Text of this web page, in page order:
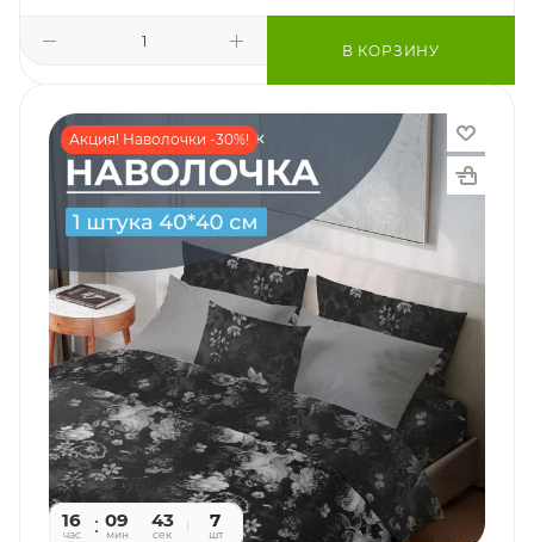
В КОРЗИНУ
Акция! Наволочки -30%!
16
час
09
мин
41
сек
7
шт